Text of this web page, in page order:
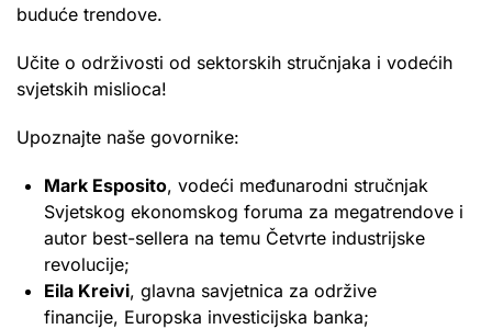
buduće trendove.
Učite o održivosti od sektorskih stručnjaka i vodećih
svjetskih mislioca!
Upoznajte naše govornike:
Mark Esposito, vodeći međunarodni stručnjak
Svjetskog ekonomskog foruma za megatrendove i
autor best-sellera na temu Četvrte industrijske
revolucije;
Eila Kreivi, glavna savjetnica za održive
financije, Europska investicijska banka;